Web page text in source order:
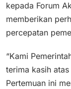
kepada Forum
memberikan
percepatan
“Kami
terima kasih
Pertemuan ini